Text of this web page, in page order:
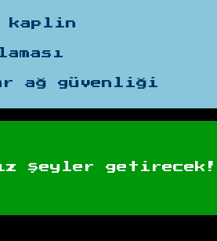
kaplin
ağ güvenliği
şeyler getirecek!